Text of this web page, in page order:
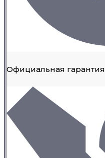
Официальная гарантия